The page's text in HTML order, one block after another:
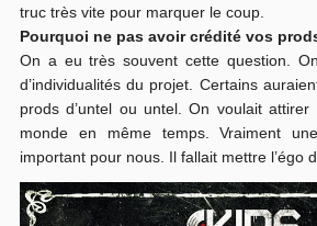
truc très vite pour marquer le coup.
Pourquoi ne pas avoir crédité vos
On a eu très souvent cette question.
d’individualités du projet. Certains
prods d’untel ou untel. On voulait
monde en même temps. Vraiment
important pour nous. Il fallait mettre l’égo